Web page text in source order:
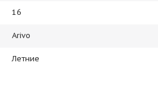
16
Arivo
Летние